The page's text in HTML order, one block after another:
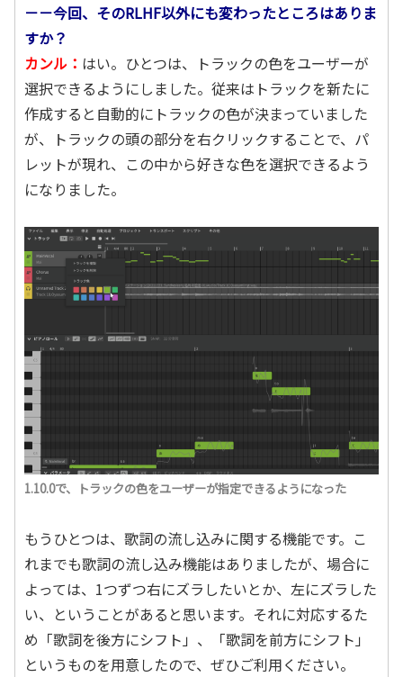
－－今回、そのRLHF以外にも変わったところはありま
すか？
カンル： はい。ひとつは、トラックの色をユーザーが
選択できるようにしました。従来はトラックを新たに
作成すると自動的にトラックの色が決まっていました
が、トラックの頭の部分を右クリックすることで、パ
レットが現れ、この中から好きな色を選択できるよう
になりました。
1.10.0で、トラックの色をユーザーが指定できるようになった
もうひとつは、歌詞の流し込みに関する機能です。こ
れまでも歌詞の流し込み機能はありましたが、場合に
よっては、1つずつ右にズラしたいとか、左にズラした
い、ということがあると思います。それに対応するた
め「歌詞を後方にシフト」、「歌詞を前方にシフト」
というものを用意したので、ぜひご利用ください。